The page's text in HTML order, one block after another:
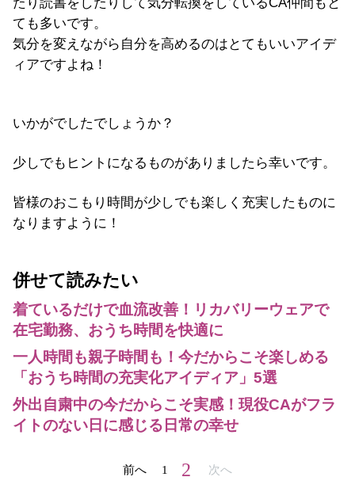
ても多いです。
気分を変えながら自分を高めるのはとてもいいアイデ
ィアですよね！
いかがでしたでしょうか？
少しでもヒントになるものがありましたら幸いです。
皆様のおこもり時間が少しでも楽しく充実したものに
なりますように！
併せて読みたい
着ているだけで血流改善！リカバリーウェアで
在宅勤務、おうち時間を快適に
一人時間も親子時間も！今だからこそ楽しめる
「おうち時間の充実化アイディア」5選
外出自粛中の今だからこそ実感！現役CAがフラ
イトのない日に感じる日常の幸せ
前へ 1 2 次へ